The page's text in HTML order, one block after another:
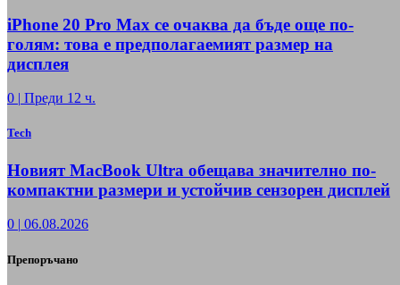
iPhone 20 Pro Max се очаква да бъде още по-
голям: това е предполагаемият размер на
дисплея
0 | Преди 12 ч.
Tech
Новият MacBook Ultra обещава значително по-
компактни размери и устойчив сензорен дисплей
0 | 06.08.2026
Препоръчано